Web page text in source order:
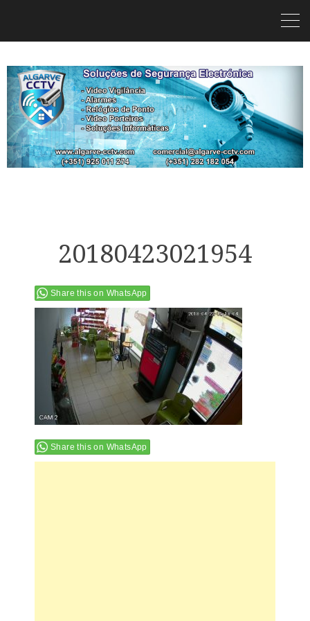
20180423021954
Share this on WhatsApp
Share this on WhatsApp